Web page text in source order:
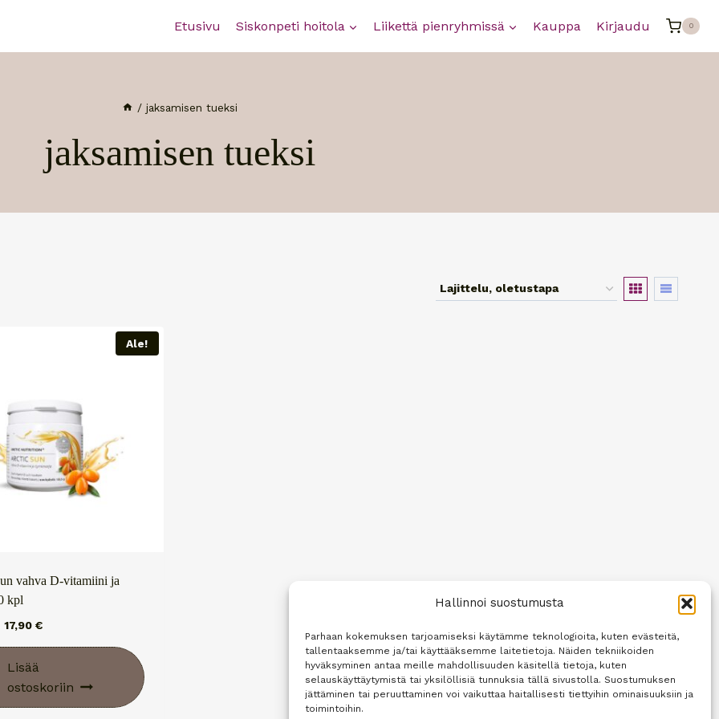
Hallinnoi suostumusta
Parhaan kokemuksen tarjoamiseksi käytämme teknologioita, kuten evästeitä,
tallentaaksemme ja/tai käyttääksemme laitetietoja. Näiden tekniikoiden
hyväksyminen antaa meille mahdollisuuden käsitellä tietoja, kuten
selauskäyttäytymistä tai yksilöllisiä tunnuksia tällä sivustolla. Suostumuksen
jättäminen tai peruuttaminen voi vaikuttaa haitallisesti tiettyihin ominaisuuksiin ja
toimintoihin.
Etusivu Siskonpeti hoitola Liikettä pienryhmissä Kauppa Kirjaudu 0
/ jaksamisen tueksi
jaksamisen tueksi
Ale!
vahva D-vitamiini ja
kpl
Alkuperäinen
oli:
17,90 €Nykyinen
Lisää
ostoskoriin